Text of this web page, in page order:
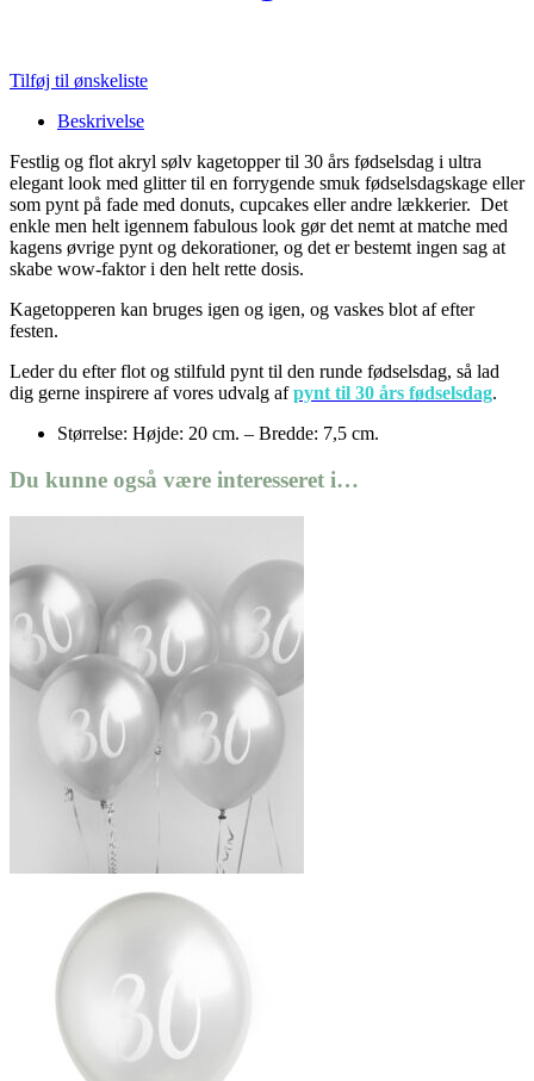
Tilføj til ønskeliste
Beskrivelse
Festlig og flot akryl sølv kagetopper til 30 års fødselsdag i ultra
elegant look med glitter til en forrygende smuk fødselsdagskage eller
som pynt på fade med donuts, cupcakes eller andre lækkerier. Det
enkle men helt igennem fabulous look gør det nemt at matche med
kagens øvrige pynt og dekorationer, og det er bestemt ingen sag at
skabe wow-faktor i den helt rette dosis.
Kagetopperen kan bruges igen og igen, og vaskes blot af efter
festen.
Leder du efter flot og stilfuld pynt til den runde fødselsdag, så lad
dig gerne inspirere af vores udvalg afpynt til 30 års fødselsdag.
Størrelse: Højde: 20 cm. – Bredde: 7,5 cm.
Du kunne også være interesseret i…